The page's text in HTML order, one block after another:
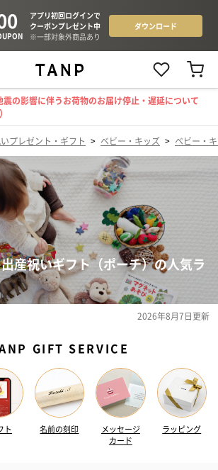
震の影響に伴うお荷物のお届け停止・遅延について
プレゼント・ギフト > ベビー・キッズ > ベビー・
産祝いギフト（ポーチ）の人気ラ
2026年8月7日更新
GIFT SERVICE
ト 名前の刻印
メッセージ
カード
ラッピング